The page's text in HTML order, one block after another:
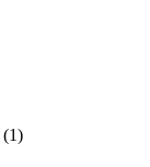
(1)